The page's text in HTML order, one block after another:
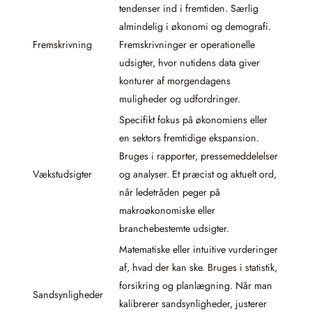
Fremskrivning
tendenser ind i fremtiden. Særlig
almindelig i økonomi og demografi.
Fremskrivninger er operationelle
udsigter, hvor nutidens data giver
konturer af morgendagens
muligheder og udfordringer.
Vækstudsigter
Specifikt fokus på økonomiens eller
en sektors fremtidige ekspansion.
Bruges i rapporter, pressemeddelelser
og analyser. Et præcist og aktuelt ord,
når ledetråden peger på
makroøkonomiske eller
branchebestemte udsigter.
Sandsynligheder
Matematiske eller intuitive vurderinger
af, hvad der kan ske. Bruges i statistik,
forsikring og planlægning. Når man
kalibrerer sandsynligheder, justerer